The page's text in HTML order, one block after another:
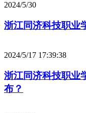
2024/5/30
浙江同济科技职业
2024/5/17 17:39:38
浙江同济科技职业
布？